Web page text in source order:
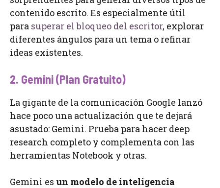
contenido escrito. Es especialmente útil
para superar el bloqueo del escritor, explorar
diferentes ángulos para un tema o refinar
ideas existentes.
2. Gemini (Plan Gratuito)
La gigante de la comunicación Google lanzó
hace poco una actualización que te dejará
asustado: Gemini. Prueba para hacer deep
research completo y complementa con las
herramientas Notebook y otras.
Gemini es un modelo de inteligencia